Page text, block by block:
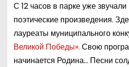
С 12 часов в парке уже
поэтические произведения.
лауреаты муниципального
Великой Победы». Свою
начинается Родина… Песни